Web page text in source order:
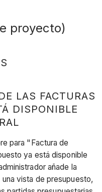
proyecto)
LAS FACTURAS
DISPONIBLE
para "Factura de
ya está disponible
añade la
vista de presupuesto,